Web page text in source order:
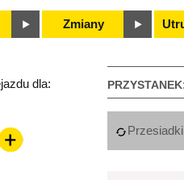
Zmiany
dla:
Przesiadki